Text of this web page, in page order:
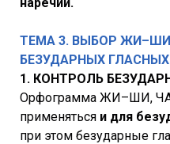
ТЕМА 3. ВЫБОР
БЕЗУДАРНЫХ ГЛАСНЫХ
1. КОНТРОЛЬ
Орфограмма ЖИ–ШИ,
применяться и для
при этом безударные